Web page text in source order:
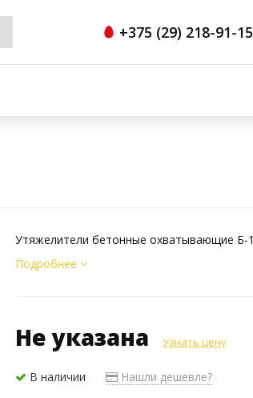
+375 (29) 218-91-15
Утяжелители бетонные охватывающие Б-1
Подробнее
Не указана Узнать цену
В наличии Нашли дешевле?